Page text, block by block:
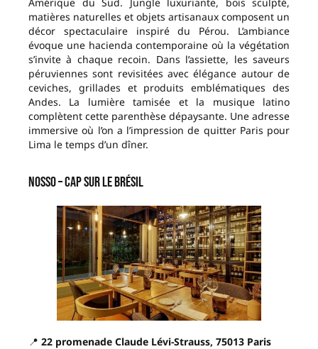
matières naturelles et objets artisanaux composent un
décor spectaculaire inspiré du Pérou. L’ambiance
évoque une hacienda contemporaine où la végétation
s’invite à chaque recoin. Dans l’assiette, les saveurs
péruviennes sont revisitées avec élégance autour de
ceviches, grillades et produits emblématiques des
Andes. La lumière tamisée et la musique latino
complètent cette parenthèse dépaysante. Une adresse
immersive où l’on a l’impression de quitter Paris pour
Lima le temps d’un dîner.
Nosso – Cap sur le Brésil
📍 22 promenade Claude Lévi-Strauss, 75013 Paris